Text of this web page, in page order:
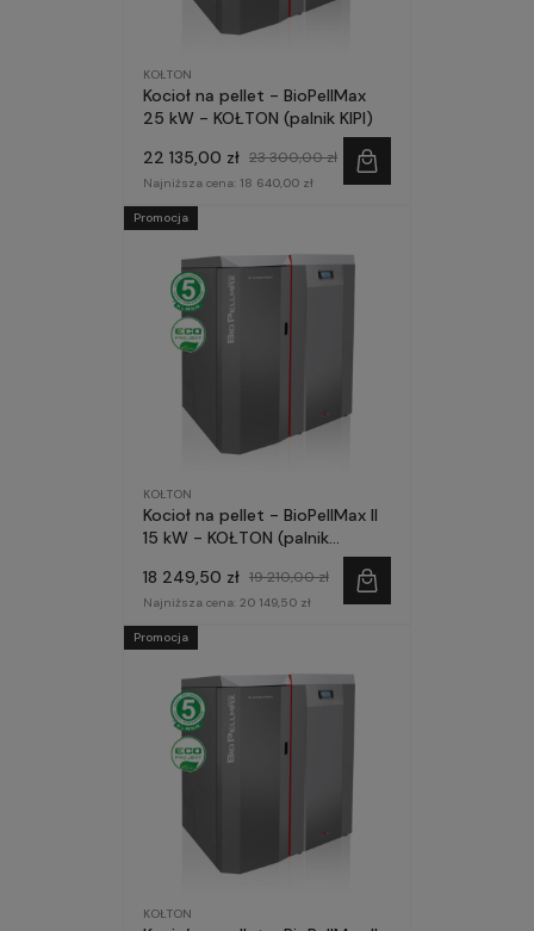
KOŁTON
Kocioł na pellet - BioPellMax
25 kW - KOŁTON (palnik KIPI)
22 135,00 zł 23 300,00 zł
Najniższa cena: 18 640,00 zł
KOŁTON
Kocioł na pellet - BioPellMax II
15 kW - KOŁTON (palnik
18 249,50 zł 19 210,00 zł
Najniższa cena: 20 149,50 zł
Promocja
KOŁTON
Promocja